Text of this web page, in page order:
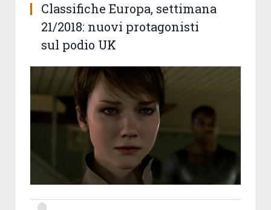
Classifiche Europa, settimana
21/2018: nuovi protagonisti
sul podio UK